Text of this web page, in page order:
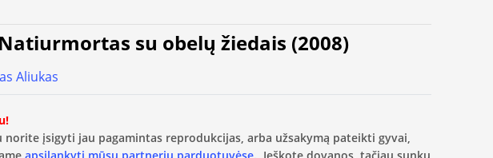
su obelų žiedais (2008)
Aliukas
norite įsigyti jau pagamintas reprodukcijas, arba užsakymą pateikti gyvai,